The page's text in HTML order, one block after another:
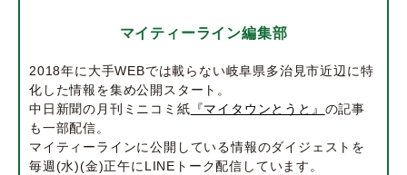
マイティーライン編集部
2018年に大手WEBでは載らない岐阜県多治見市近辺に特
化した情報を集め公開スタート。
中日新聞の月刊ミニコミ紙 『マイタウンとうと』 の記事
も一部配信。
マイティーラインに公開している情報のダイジェストを
毎週(水)(金)正午にLINEトーク配信しています。